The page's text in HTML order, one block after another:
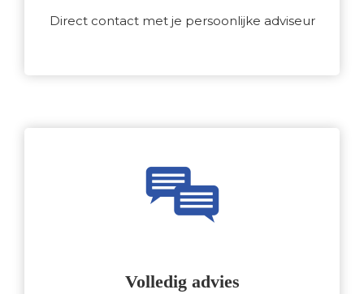
Direct contact met je persoonlijke adviseur
Volledig advies